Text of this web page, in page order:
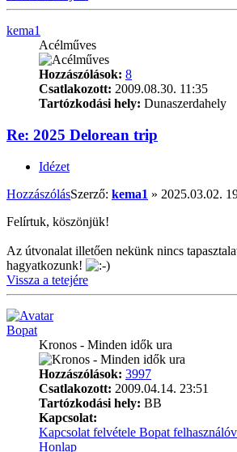
kema1
Acélműves
Hozzászólások: 8
Csatlakozott: 2009.08.30. 11:35
Tartózkodási hely: Dunaszerdahely
Re: 2025 Delorean trip
Idézet
HozzászólásSzerző: kema1 » 2025.03.02.
Felírtuk, köszönjük!
Az útvonalat illetően nekünk nincs
hagyatkozunk!
Vissza a tetejére
Bopat
Kronos - Minden idők ura
Hozzászólások: 3997
Csatlakozott: 2009.04.14. 23:51
Tartózkodási hely: BB
Kapcsolat:
Kapcsolat felvétele Bopat
Honlap